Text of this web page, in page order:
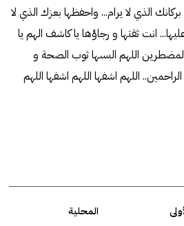
بركانك الذي لا يرام... واحفظها بعزك الذي لا
انت ثقتها و رجاؤها يا كاشف الهم يا
اللهم البسها ثوب الصحة و
اللهم اشفها اللهم اشفها اللهم
المحلية